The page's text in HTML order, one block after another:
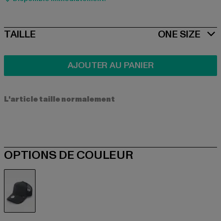
SIZE
TAILLE ONE SIZE
AJOUTER AU PANIER
L'article taille normalement
OPTIONS DE COULEUR